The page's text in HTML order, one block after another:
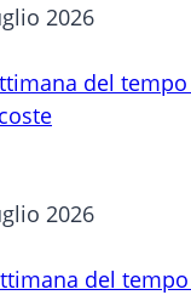
2026
del
2026
del